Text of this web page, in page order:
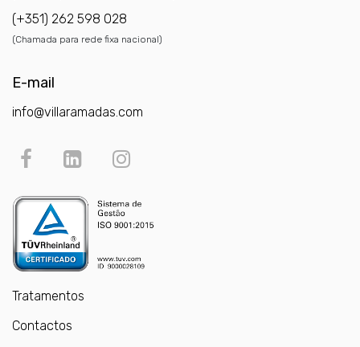
(+351) 262 598 028
(Chamada para rede fixa nacional)
E-mail
info@villaramadas.com
Tratamentos
Contactos